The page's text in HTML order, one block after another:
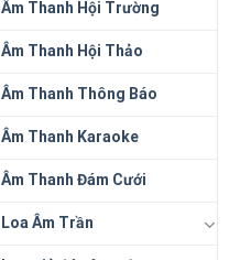
Âm Thanh Hội Trường
Âm Thanh Hội Thảo
Âm Thanh Thông Báo
Âm Thanh Karaoke
Âm Thanh Đám Cưới
Loa Âm Trần